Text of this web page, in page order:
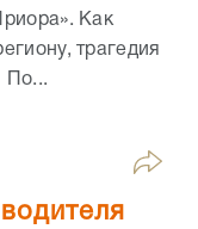
Как
трагедия
По...